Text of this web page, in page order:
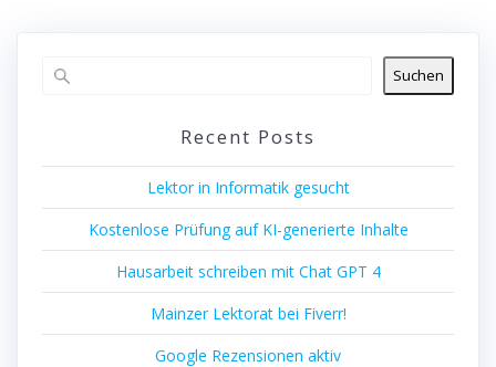
Suchen
Recent Posts
Lektor in Informatik gesucht
Kostenlose Prüfung auf KI-generierte Inhalte
Hausarbeit schreiben mit Chat GPT 4
Mainzer Lektorat bei Fiverr!
Google Rezensionen aktiv